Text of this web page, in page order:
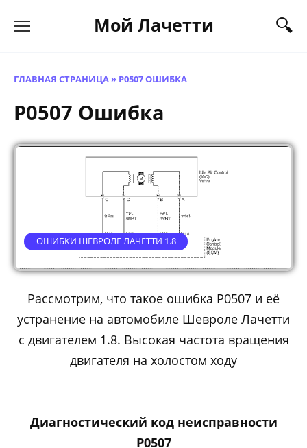
Мой Лачетти
ГЛАВНАЯ СТРАНИЦА» P0507 ОШИБКА
P0507 Ошибка
ОШИБКИ ШЕВРОЛЕ ЛАЧЕТТИ 1.8
Рассмотрим, что такое ошибка P0507 и её
устранение на автомобиле Шевроле Лачетти
с двигателем 1.8. Высокая частота вращения
двигателя на холостом ходу
Диагностический код неисправности
P0507